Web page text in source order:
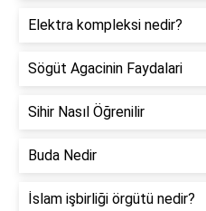
Elektra kompleksi nedir?
Sögüt Agacinin Faydalari
Sihir Nasıl Öğrenilir
Buda Nedir
İslam işbirliği örgütü nedir?